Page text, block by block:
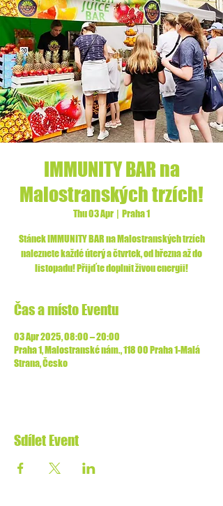
IMMUNITY BAR na
Malostranských trzích!
Thu 03 Apr
  |
Praha 1
Stánek IMMUNITY BAR na Malostranských trzích
naleznete každé úterý a čtvrtek, od března až do
listopadu! Přijďte doplnit živou energii!
Čas a místo Eventu
03 Apr 2025, 08:00 – 20:00
Praha 1, Malostranské nám., 118 00 Praha 1-Malá
Strana, Česko
Sdílet Event